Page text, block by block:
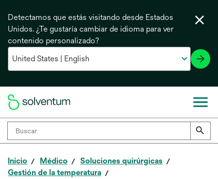
Detectamos que estás visitando desde Estados
Unidos. ¿Te gustaría cambiar de idioma para ver
contenido personalizado?
Inicio Médico
Soluciones quirúrgicas
Gestión de la temperatura